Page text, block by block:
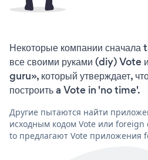
Некоторые компании
все своими руками (diy)
guru», который утверждает,
построить a Vote in 'no time'.
Другие пытаются найти
исходным кодом Vote или
to предлагают Vote приложения